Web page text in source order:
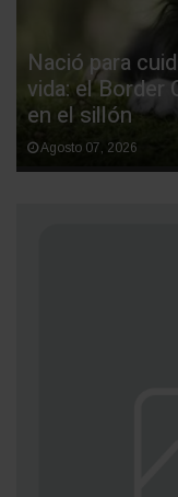
Nació para
vida: el Border
en el sillón
Agosto 07, 2026